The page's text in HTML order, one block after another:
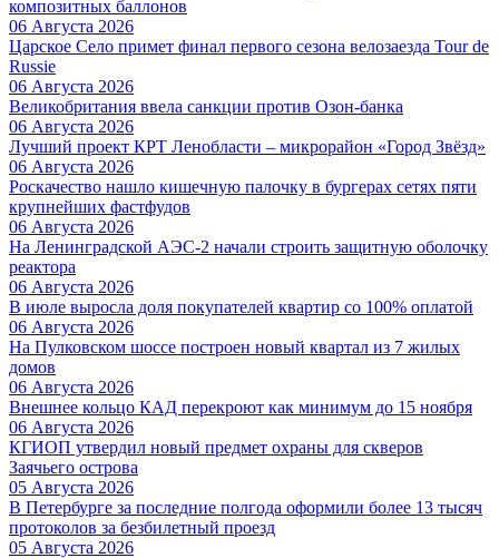
композитных баллонов
06 Августа 2026
Царское Село примет финал первого сезона велозаезда Tour de
Russie
06 Августа 2026
Великобритания ввела санкции против Озон-банка
06 Августа 2026
Лучший проект КРТ Ленобласти – микрорайон «Город Звёзд»
06 Августа 2026
Роскачество нашло кишечную палочку в бургерах сетях пяти
крупнейших фастфудов
06 Августа 2026
На Ленинградской АЭС-2 начали строить защитную оболочку
реактора
06 Августа 2026
В июле выросла доля покупателей квартир со 100% оплатой
06 Августа 2026
На Пулковском шоссе построен новый квартал из 7 жилых
домов
06 Августа 2026
Внешнее кольцо КАД перекроют как минимум до 15 ноября
06 Августа 2026
КГИОП утвердил новый предмет охраны для скверов
Заячьего острова
05 Августа 2026
В Петербурге за последние полгода оформили более 13 тысяч
протоколов за безбилетный проезд
05 Августа 2026